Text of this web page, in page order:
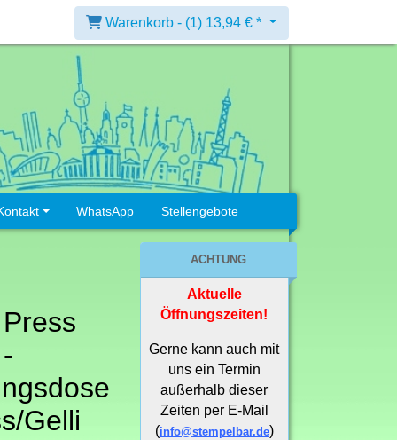
Warenkorb - (1) 13,94 € *
WhatsApp Stellengebote
Gelli
ACHTUNG
Aktuelle
Öffnungszeiten!
Gerne kann auch mit
uns ein Termin
außerhalb dieser
Zeiten per E-Mail
(info@stempelbar.de)